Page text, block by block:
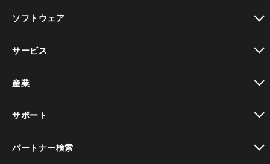
ソフトウェア
サービス
産業
サポート
パートナー検索